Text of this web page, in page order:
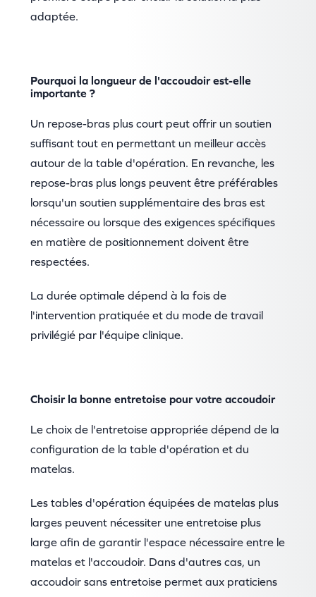
adaptée.
Pourquoi la longueur de l'accoudoir est-elle
importante ?
Un repose-bras plus court peut offrir un soutien
suffisant tout en permettant un meilleur accès
autour de la table d'opération. En revanche, les
repose-bras plus longs peuvent être préférables
lorsqu'un soutien supplémentaire des bras est
nécessaire ou lorsque des exigences spécifiques
en matière de positionnement doivent être
respectées.
La durée optimale dépend à la fois de
l'intervention pratiquée et du mode de travail
privilégié par l'équipe clinique.
Choisir la bonne entretoise pour votre accoudoir
Le choix de l'entretoise appropriée dépend de la
configuration de la table d'opération et du
matelas.
Les tables d'opération équipées de matelas plus
larges peuvent nécessiter une entretoise plus
large afin de garantir l'espace nécessaire entre le
matelas et l'accoudoir. Dans d'autres cas, un
accoudoir sans entretoise permet aux praticiens